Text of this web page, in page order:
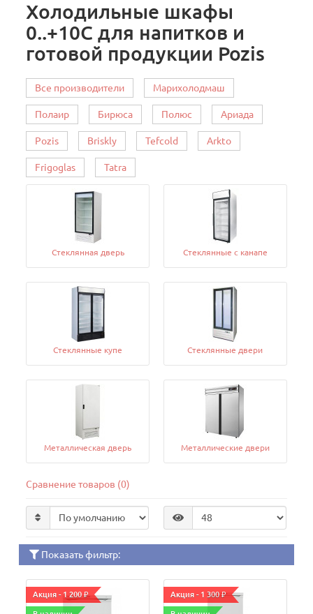
Холодильные шкафы
0..+10C для напитков и
готовой продукции Pozis
Все производители Марихолодмаш
Полаир Бирюса Полюс Ариада
Pozis Briskly Tefcold Arkto
Frigoglas Tatra
Стеклянная дверь Стеклянные с канапе
Стеклянные купе Стеклянные двери
Металлическая дверь Металлические двери
Сравнение товаров (0)
Показать фильтр:
Акция - 1 200 ₽ Акция - 1 300 ₽